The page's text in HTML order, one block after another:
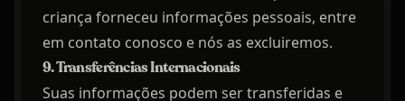
criança forneceu informações pessoais, entre
em contato conosco e nós as excluiremos.
9. Transferências Internacionais
Suas informações podem ser transferidas e